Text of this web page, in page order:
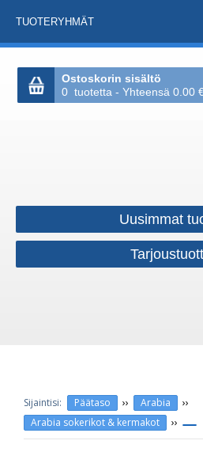
TUOTERYHMÄT
Ostoskorin sisältö
0 tuotetta - Yhteensä 0.00
Uusimmat
Päätaso ›› Arabia ››
Arabia sokerikot & kermakot ››